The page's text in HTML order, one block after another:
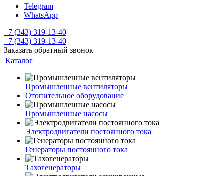
Telegram
WhatsApp
+7 (343) 319-13-40
+7 (343) 319-13-40
Заказать обратный звонок
Каталог
Промышленные вентиляторы
Отопительное оборудование
Промышленные насосы
Электродвигатели постоянного тока
Генераторы постоянного тока
Тахогенераторы